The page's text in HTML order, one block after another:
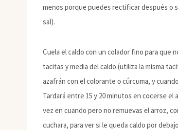
menos porque puedes rectificar después o
sal).
Cuela el caldo con un colador fino para que
tacitas y media del caldo (utiliza la misma
azafrán con el colorante o cúrcuma, y
Tardará entre 15 y 20 minutos en cocerse
vez en cuando pero no remuevas el arroz,
cuchara, para ver si le queda caldo por